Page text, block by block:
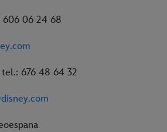
06 24 68
676 48 64 32